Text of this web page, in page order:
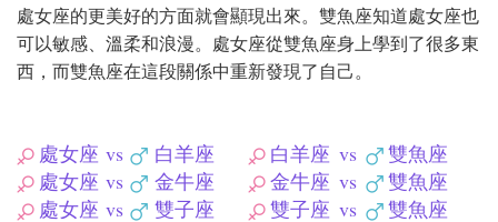
處女座的更美好的方面就會顯現出來。雙魚座知道處女座也
可以敏感、溫柔和浪漫。處女座從雙魚座身上學到了很多東
西，而雙魚座在這段關係中重新發現了自己。
處女座 vs
白羊座
處女座 vs
金牛座
處女座 vs
雙子座
白羊座 vs
雙魚座
金牛座 vs
雙魚座
雙子座 vs
雙魚座